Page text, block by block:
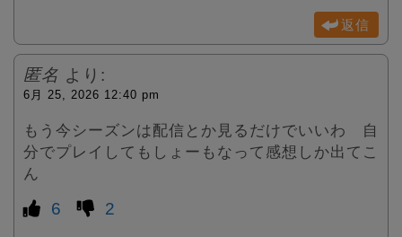
返信
匿名 より:
6月 25, 2026 12:40 pm
もう今シーズンは配信とか見るだけでいいわ 自
分でプレイしてもしょーもなって感想しか出てこ
ん
6 2